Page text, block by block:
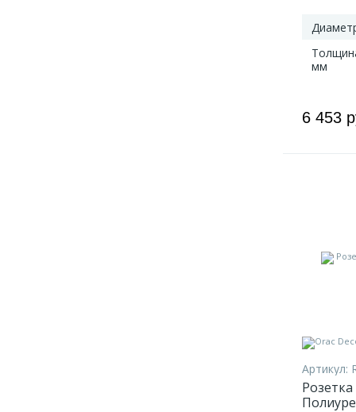
мм
6 453
Артикул: